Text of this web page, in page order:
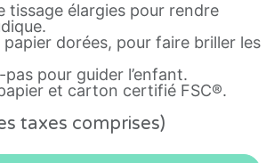
tissage élargies pour rendre
papier dorées, pour faire briller les
pour guider l’enfant.
et carton certifié FSC®.
taxes comprises)